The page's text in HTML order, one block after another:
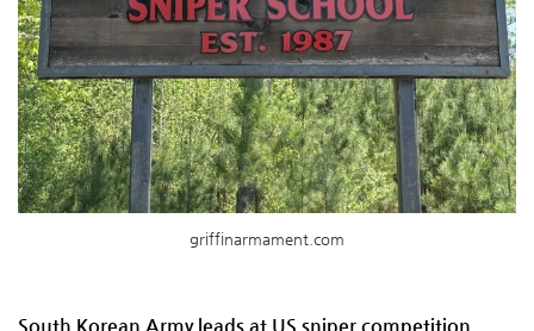
griffinarmament.com
South Korean Army leads at US sniper competition